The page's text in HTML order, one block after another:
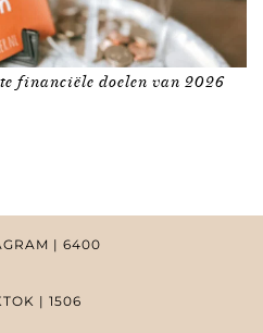
financiële doelen van 2026
| 6400
| 1506